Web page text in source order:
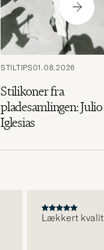
STILTIPS01.08.2026
Stilikoner fra
pladesamlingen: Julio
Iglesias
Lækkert